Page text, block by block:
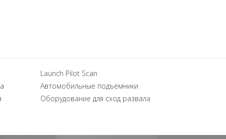
Launch Pilot Scan
Автомобильные подъёмники
Оборудование для сход развала